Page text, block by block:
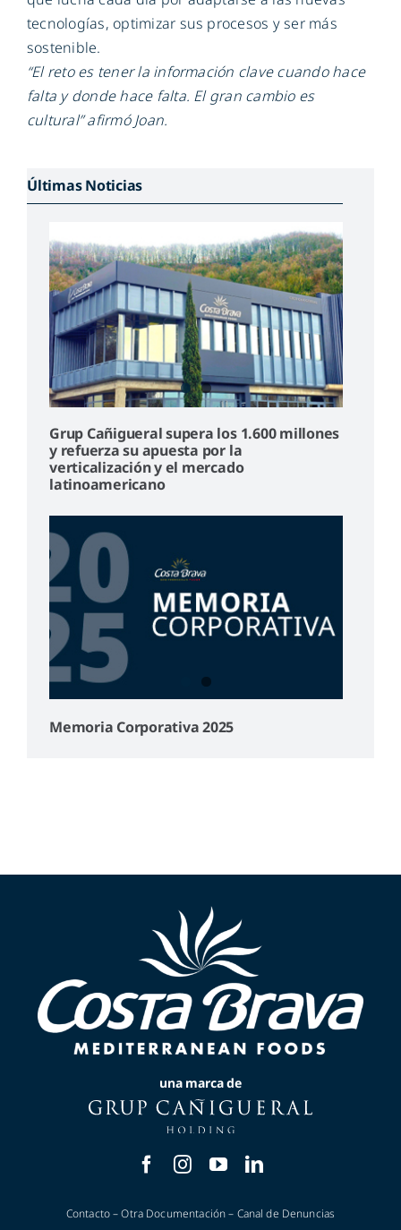
tecnologías, optimizar sus procesos y ser más
sostenible.
“El reto es tener la información clave cuando hace
falta y donde hace falta. El gran cambio es
cultural” afirmó Joan.
Últimas Noticias
Grup Cañigueral supera los 1.600 millones
y refuerza su apuesta por la
verticalización y el mercado
latinoamericano
Memoria Corporativa 2025
una marca de
Contacto–Otra Documentación– Canal de Denuncias